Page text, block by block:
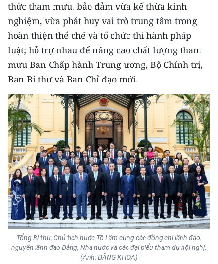
thức tham mưu, bảo đảm vừa kế thừa kinh
nghiệm, vừa phát huy vai trò trung tâm trong
hoàn thiện thể chế và tổ chức thi hành pháp
luật; hỗ trợ nhau để nâng cao chất lượng tham
mưu Ban Chấp hành Trung ương, Bộ Chính trị,
Ban Bí thư và Ban Chỉ đạo mới.
Tổng Bí thư, Chủ tịch nước Tô Lâm cùng các đồng chí lãnh đạo,
nguyên lãnh đạo Đảng, Nhà nước và các đại biểu tham dự hội nghị.
(Ảnh: ĐĂNG KHOA)